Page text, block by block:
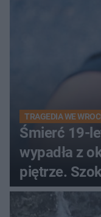
TRAGEDIA WE
Śmierć 19-
wypadła z
piętrze.
do sieci